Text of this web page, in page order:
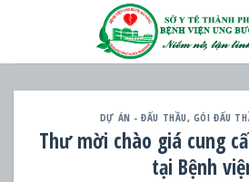
DỰ ÁN - ĐẤU THẦU, GÓI ĐẤU
Thư mời chào giá cung
tại Bệnh